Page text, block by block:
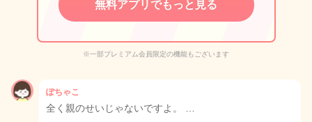
無料アプリでもっと見る
※一部プレミアム会員限定の機能もございます
ぽちゃこ
全く親のせいじゃないですよ。 …